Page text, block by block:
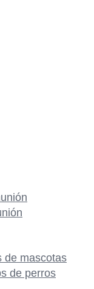
de mascotas
de perros